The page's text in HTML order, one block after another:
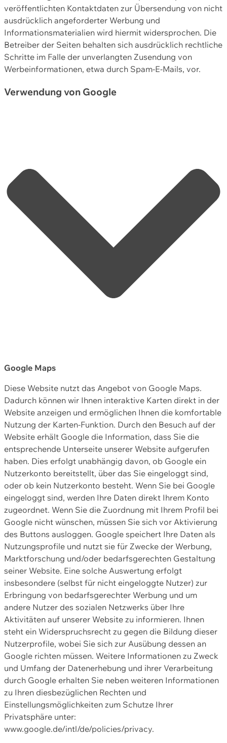
veröffentlichten Kontaktdaten zur Übersendung von nicht
ausdrücklich angeforderter Werbung und
Informationsmaterialien wird hiermit widersprochen. Die
Betreiber der Seiten behalten sich ausdrücklich rechtliche
Schritte im Falle der unverlangten Zusendung von
Werbeinformationen, etwa durch Spam-E-Mails, vor.
Verwendung von Google
Google Maps
Diese Website nutzt das Angebot von Google Maps.
Dadurch können wir Ihnen interaktive Karten direkt in der
Website anzeigen und ermöglichen Ihnen die komfortable
Nutzung der Karten-Funktion. Durch den Besuch auf der
Website erhält Google die Information, dass Sie die
entsprechende Unterseite unserer Website aufgerufen
haben. Dies erfolgt unabhängig davon, ob Google ein
Nutzerkonto bereitstellt, über das Sie eingeloggt sind,
oder ob kein Nutzerkonto besteht. Wenn Sie bei Google
eingeloggt sind, werden Ihre Daten direkt Ihrem Konto
zugeordnet. Wenn Sie die Zuordnung mit Ihrem Profil bei
Google nicht wünschen, müssen Sie sich vor Aktivierung
des Buttons ausloggen. Google speichert Ihre Daten als
Nutzungsprofile und nutzt sie für Zwecke der Werbung,
Marktforschung und/oder bedarfsgerechten Gestaltung
seiner Website. Eine solche Auswertung erfolgt
insbesondere (selbst für nicht eingeloggte Nutzer) zur
Erbringung von bedarfsgerechter Werbung und um
andere Nutzer des sozialen Netzwerks über Ihre
Aktivitäten auf unserer Website zu informieren. Ihnen
steht ein Widerspruchsrecht zu gegen die Bildung dieser
Nutzerprofile, wobei Sie sich zur Ausübung dessen an
Google richten müssen. Weitere Informationen zu Zweck
und Umfang der Datenerhebung und ihrer Verarbeitung
durch Google erhalten Sie neben weiteren Informationen
zu Ihren diesbezüglichen Rechten und
Einstellungsmöglichkeiten zum Schutze Ihrer
Privatsphäre unter:
www.google.de/intl/de/policies/privacy.